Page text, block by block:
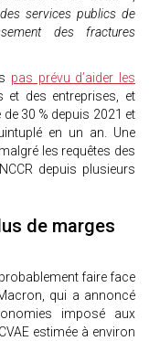
services publics de
des fractures
pas prévu d’aider les
et des entreprises, et
30 % depuis 2021 et
en un an. Une
les requêtes des
depuis plusieurs
de marges
faire face
qui a annoncé
imposé aux
estimée à environ